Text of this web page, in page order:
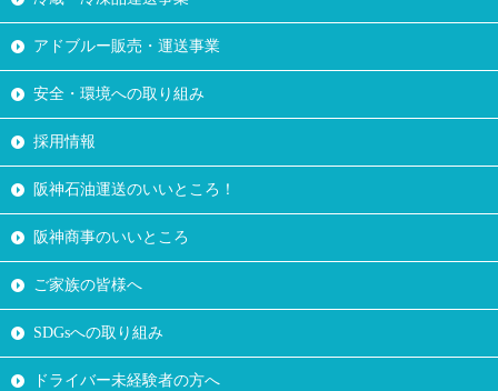
アドブルー販売・運送事業
安全・環境への取り組み
採用情報
阪神石油運送のいいところ！
阪神商事のいいところ
ご家族の皆様へ
SDGsへの取り組み
ドライバー未経験者の方へ